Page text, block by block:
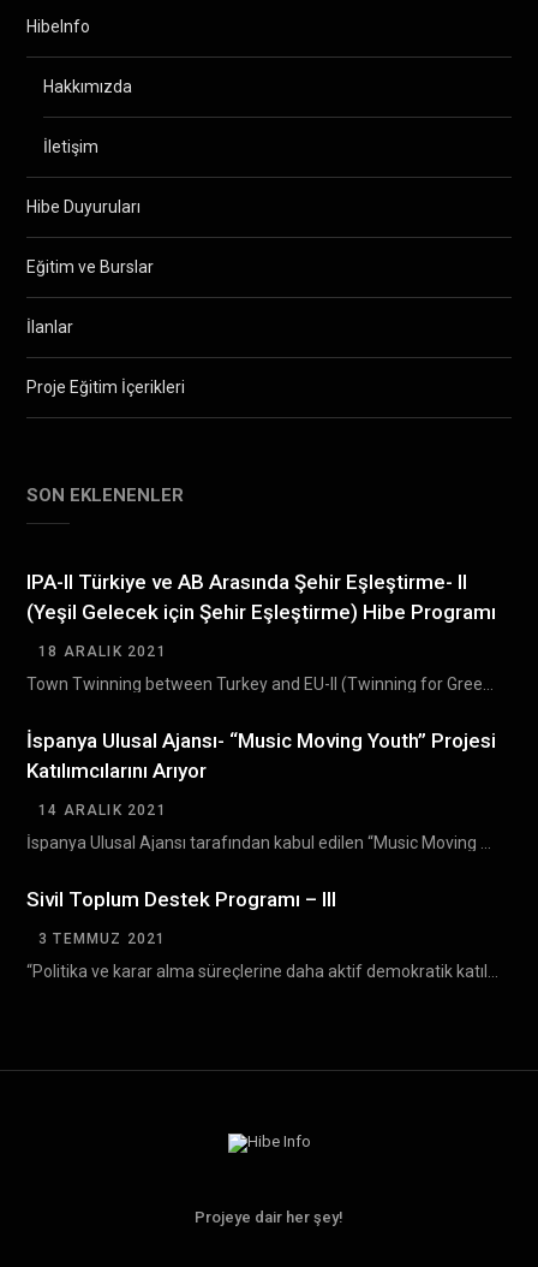
HibeInfo
Hakkımızda
İletişim
Hibe Duyuruları
Eğitim ve Burslar
İlanlar
Proje Eğitim İçerikleri
SON EKLENENLER
IPA-II Türkiye ve AB Arasında Şehir Eşleştirme- II
(Yeşil Gelecek için Şehir Eşleştirme) Hibe Programı
18 ARALIK 2021
Town Twinning between Turkey and EU-II (Twinning for Green Future) Grant Scheme (TTGS- II) Türkiye…
İspanya Ulusal Ajansı- “Music Moving Youth” Projesi
Katılımcılarını Arıyor
14 ARALIK 2021
İspanya Ulusal Ajansı tarafından kabul edilen “Music Moving Youth ” Erasmus+ projesinin Bulgaristan’da gerçekleşecek olan…
Sivil Toplum Destek Programı – III
3 TEMMUZ 2021
“Politika ve karar alma süreçlerine daha aktif demokratik katılım yoluyla sivil toplumun gelişiminin desteklenmesi” amacıyla…
Projeye dair her şey!